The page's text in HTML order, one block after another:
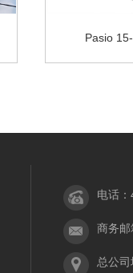
Pasio
电话
商务
总公